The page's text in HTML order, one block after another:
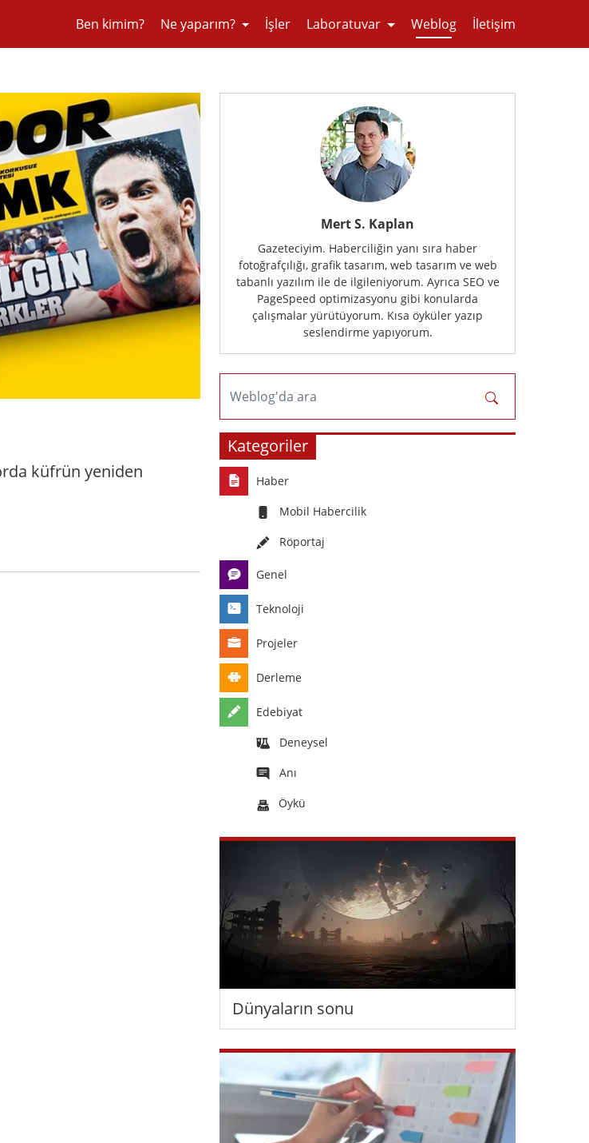
Ben kimim? Ne yaparım? İşler Laboratuvar Weblog İletişim
küfrün yeniden
Mert S. Kaplan
Gazeteciyim. Haberciliğin yanı sıra haber
fotoğrafçılığı, grafik tasarım, web tasarım ve web
tabanlı yazılım ile de ilgileniyorum. Ayrıca SEO ve
PageSpeed optimizasyonu gibi konularda
çalışmalar yürütüyorum. Kısa öyküler yazıp
seslendirme yapıyorum.
Weblog'da ara
Kategoriler
Haber
Mobil Habercilik
Röportaj
Genel
Teknoloji
Projeler
Derleme
Edebiyat
Deneysel
Anı
Öykü
Dünyaların sonu